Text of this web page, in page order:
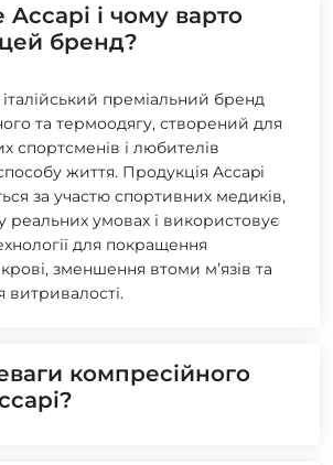
Accapi і чому варто
бренд?
преміальний бренд
та термоодягу, створений для
спортсменів і любителів
життя. Продукція Accapi
за участю спортивних медиків,
реальних умовах і використовує
для покращення
зменшення втоми м’язів та
витривалості.
компресійного